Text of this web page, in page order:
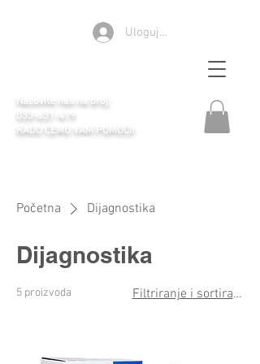
Ulogujte se
Nazovite nas na broj:
033-631-419
RADO ĆEMO VAM POMOĆI!
Početna Dijagnostika
Dijagnostika
5 proizvoda Filtriranje i sortiranje